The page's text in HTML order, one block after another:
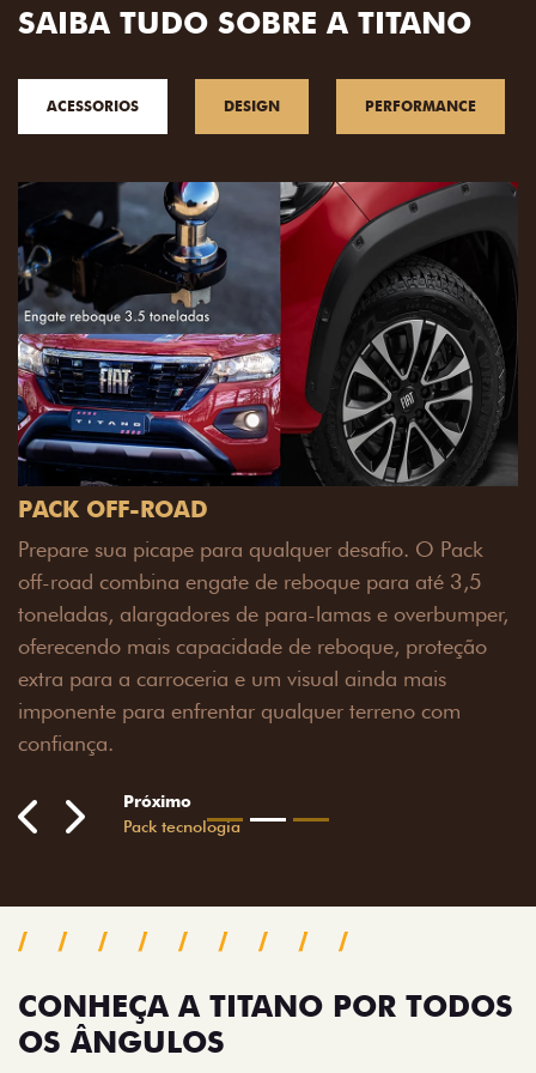
SAIBA TUDO SOBRE A TITANO
ACESSORIOS DESIGN PERFORMANCE
PACK OFF-ROAD
Prepare sua picape para qualquer desafio. O Pack
off-road combina engate de reboque para até 3,5
toneladas, alargadores de para-lamas e overbumper,
oferecendo mais capacidade de reboque, proteção
extra para a carroceria e um visual ainda mais
imponente para enfrentar qualquer terreno com
confiança.
Previous
Next Próximo
Pack tecnologia
CONHEÇA A TITANO POR TODOS
OS ÂNGULOS